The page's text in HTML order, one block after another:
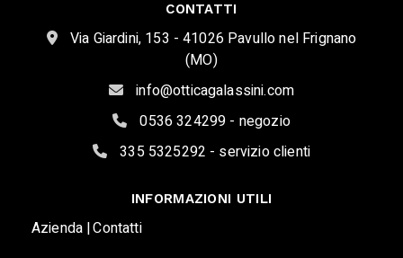
CONTATTI
Via Giardini, 153 - 41026 Pavullo nel Frignano
(MO)
info@otticagalassini.com
0536 324299 - negozio
335 5325292 - servizio clienti
INFORMAZIONI UTILI
Azienda |Contatti